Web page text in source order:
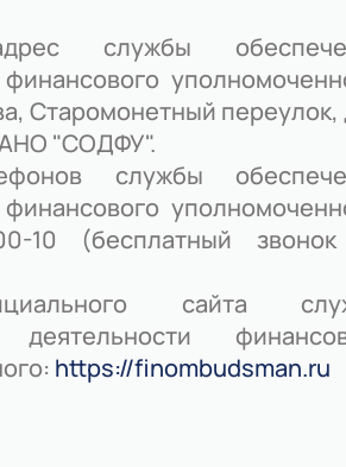
службы
Старомонетный
АНО "СОДФУ".
службы
10 (бесплатный
сайта
деятельности
https://finombudsman.ru